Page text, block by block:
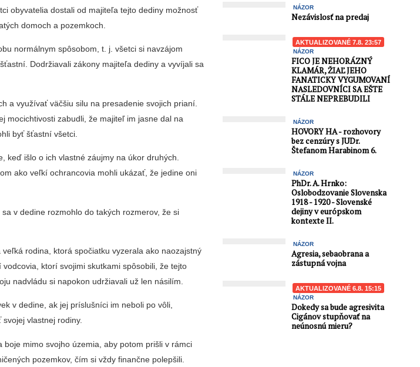
obyvatelia dostali od majiteľa tejto dediny možnosť
domoch a pozemkoch.
normálnym spôsobom, t. j. všetci si navzájom
Dodržiavali zákony majiteľa dediny a vyvíjali sa
a využívať väčšiu silu na presadenie svojich prianí.
mocichtivosti zabudli, že majiteľ im jasne dal na
byť šťastní všetci.
keď išlo o ich vlastné záujmy na úkor druhých.
ako veľkí ochrancovia mohli ukázať, že jedine oni
v dedine rozmohlo do takých rozmerov, že si
rodina, ktorá spočiatku vyzerala ako naozajstný
ktorí svojimi skutkami spôsobili, že tejto
nadvládu si napokon udržiavali už len násilím.
v dedine, ak jej príslušníci im neboli po vôli,
vlastnej rodiny.
mimo svojho územia, aby potom prišli v rámci
pozemkov, čím si vždy finančne polepšili.
NÁZOR
Nezávislosť na predaj
AKTUALIZOVANÉ 7.8. 23:57
NÁZOR
FICO JE NEHORÁZNÝ
KLAMÁR, ŽIAĽ JEHO
FANATICKY VYGUMOVANÍ
NASLEDOVNÍCI SA EŠTE
STÁLE NEPREBUDILI
NÁZOR
HOVORY HA - rozhovory
bez cenzúry s JUDr.
Štefanom Harabinom 6.
NÁZOR
PhDr. A. Hrnko:
Oslobodzovanie Slovenska
1918 - 1920 - Slovenské
dejiny v európskom
kontexte II.
NÁZOR
Agresia, sebaobrana a
zástupná vojna
AKTUALIZOVANÉ 6.8. 15:15
NÁZOR
Dokedy sa bude agresivita
Cigánov stupňovať na
neúnosnú mieru?